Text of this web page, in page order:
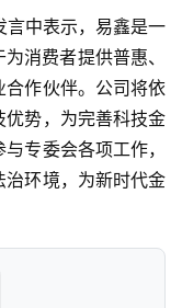
言中表示，易鑫是一
消费者提供普惠、
作伙伴。公司将依
势，为完善科技金
专委会各项工作，
环境，为新时代金